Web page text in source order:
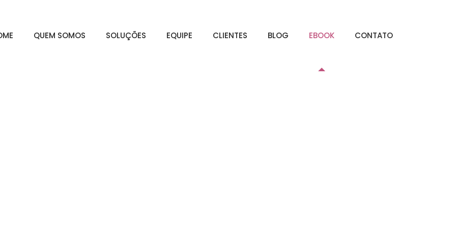
QUEM SOMOS SOLUÇÕES EQUIPE CLIENTES BLOG EBOOK CONTATO